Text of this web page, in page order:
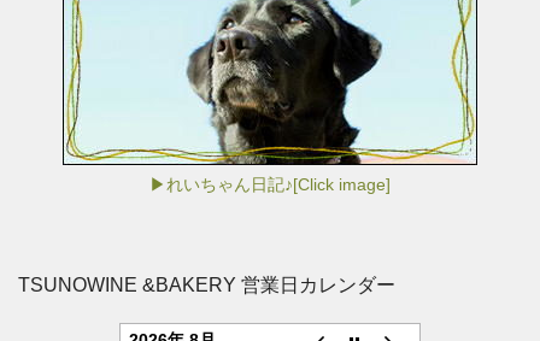
▶れいちゃん日記♪[Click image]
TSUNOWINE &BAKERY 営業日カレンダー